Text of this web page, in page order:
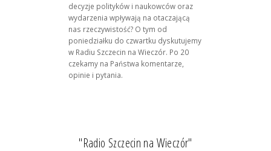
decyzje polityków i naukowców oraz
wydarzenia wpływają na otaczającą
nas rzeczywistość? O tym od
poniedziałku do czwartku dyskutujemy
w Radiu Szczecin na Wieczór. Po 20
czekamy na Państwa komentarze,
opinie i pytania.
"Radio Szczecin na Wieczór"